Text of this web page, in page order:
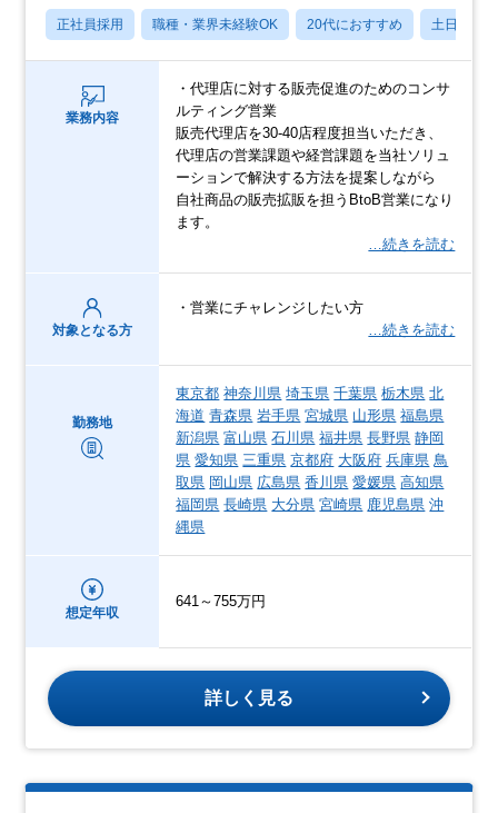
正社員採用 職種・業界未経験OK 20代におすすめ 土日祝休み
業務内容
・代理店に対する販売促進のためのコンサ
ルティング営業
販売代理店を30-40店程度担当いただき、
代理店の営業課題や経営課題を当社ソリュ
ーションで解決する方法を提案しながら
自社商品の販売拡販を担うBtoB営業になり
ます。
…続きを読む
対象となる方
・営業にチャレンジしたい方
…続きを読む
勤務地
東京都 神奈川県 埼玉県 千葉県 栃木県 北
海道 青森県 岩手県 宮城県 山形県 福島県
新潟県 富山県 石川県 福井県 長野県 静岡
県 愛知県 三重県 京都府 大阪府 兵庫県 鳥
取県 岡山県 広島県 香川県 愛媛県 高知県
福岡県 長崎県 大分県 宮崎県 鹿児島県 沖
縄県
想定年収
641～755万円
詳しく見る